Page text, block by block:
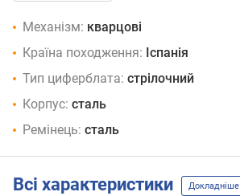
Механізм: кварцові
Країна походження: Іспанія
Тип циферблата: стрілочний
Корпус: сталь
Ремінець: сталь
Всі характеристики Докладніше